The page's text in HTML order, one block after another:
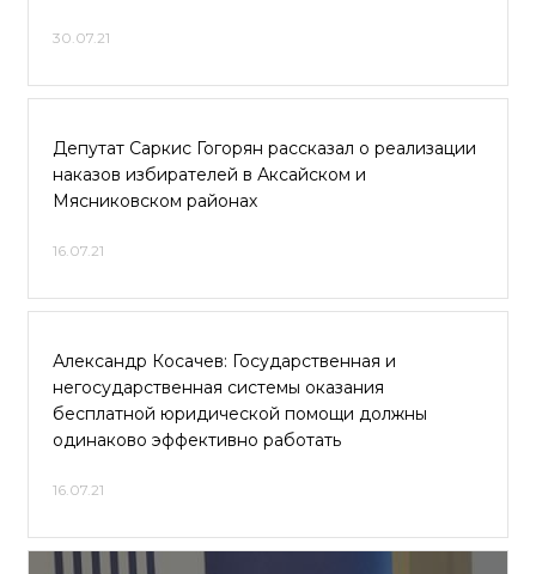
30.07.21
Депутат Саркис Гогорян рассказал о реализации
наказов избирателей в Аксайском и
Мясниковском районах
16.07.21
Александр Косачев: Государственная и
негосударственная системы оказания
бесплатной юридической помощи должны
одинаково эффективно работать
16.07.21